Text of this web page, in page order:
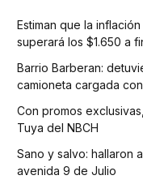
Estiman que la
superará los $1.650 a
Barrio Barberan:
camioneta cargada
Con promos
Tuya del NBCH
Sano y salvo: hallaron
avenida 9 de Julio